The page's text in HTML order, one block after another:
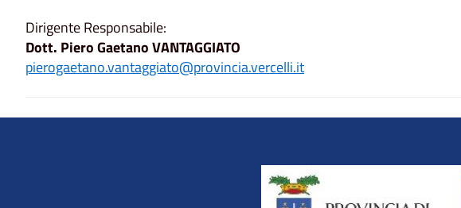
Dirigente Responsabile:
Dott. Piero Gaetano VANTAGGIATO
pierogaetano.vantaggiato@provincia.vercelli.it
Title